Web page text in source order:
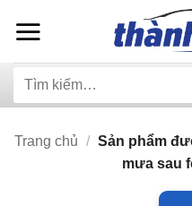
qua
dung
Tìm
Trang chủ / Sản phẩm
mưa sau